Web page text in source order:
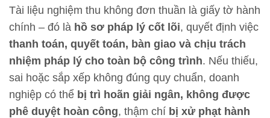
Tài liệu nghiệm thu không đơn thuần là giấy tờ hành
chính – đó là hồ sơ pháp lý cốt lõi, quyết định việc
thanh toán, quyết toán, bàn giao và chịu trách
nhiệm pháp lý cho toàn bộ công trình. Nếu thiếu,
sai hoặc sắp xếp không đúng quy chuẩn, doanh
nghiệp có thể bị trì hoãn giải ngân, không được
phê duyệt hoàn công, thậm chí bị xử phạt hành